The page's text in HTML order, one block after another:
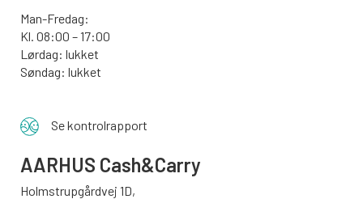
Man-Fredag:
Kl. 08:00 – 17:00
Lørdag: lukket
Søndag: lukket
Se kontrolrapport
AARHUS Cash&Carry
Holmstrupgårdvej 1D,